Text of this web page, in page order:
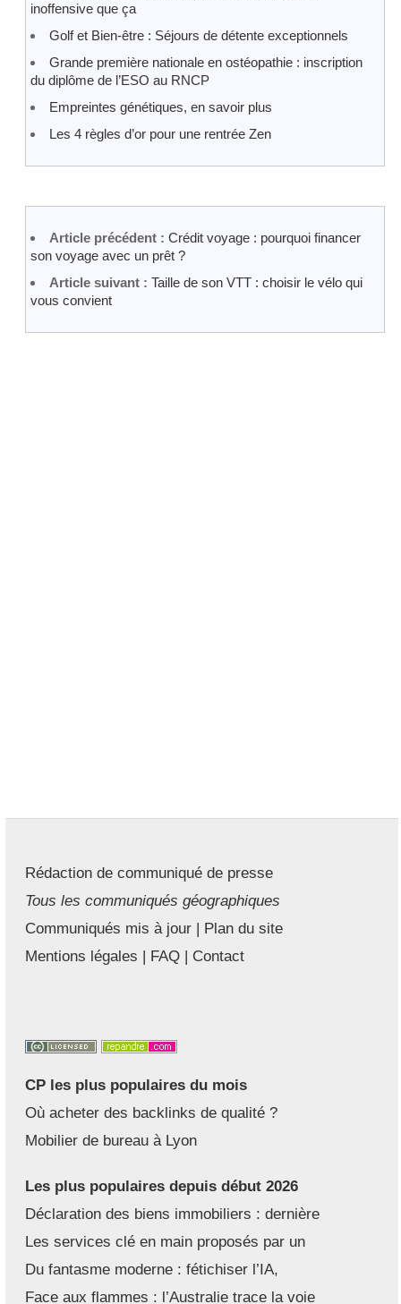
inoffensive que ça
Golf et Bien-être : Séjours de détente exceptionnels
Grande première nationale en ostéopathie : inscription
du diplôme de l’ESO au RNCP
Empreintes génétiques, en savoir plus
Les 4 règles d’or pour une rentrée Zen
Article précédent : Crédit voyage : pourquoi financer
son voyage avec un prêt ?
Article suivant : Taille de son VTT : choisir le vélo qui
vous convient
Rédaction de communiqué de presse
Tous les communiqués géographiques
Communiqués mis à jour | Plan du site
Mentions légales | FAQ | Contact
CP les plus populaires du mois
Où acheter des backlinks de qualité ?
Mobilier de bureau à Lyon
Les plus populaires depuis début 2026
Déclaration des biens immobiliers : dernière
Les services clé en main proposés par un
Du fantasme moderne : fétichiser l’IA,
Face aux flammes : l’Australie trace la voie